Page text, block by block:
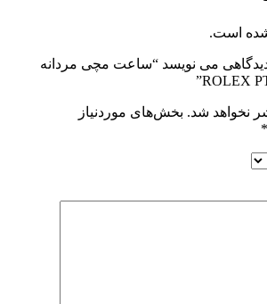
است.
می نویسد “ساعت مچی مردانه
نخواهد شد. بخش‌های موردنیاز
*